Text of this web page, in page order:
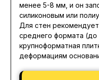
менее 5-8 мм, и он
силиконовым или
Для стен
среднего формата (до
крупноформатная
деформациям